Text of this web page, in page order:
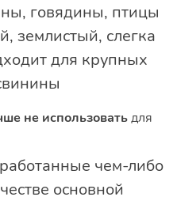
говядины, птицы
землистый, слегка
для крупных
не использоватьдля
чем-либо
основной